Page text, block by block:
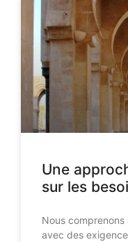
Une
sur les
Nous
avec des